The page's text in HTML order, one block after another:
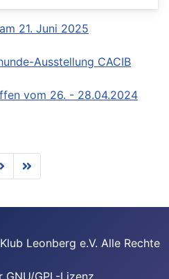
21. Juni 2025
Ausstellung CACIB
vom 26. - 28.04.2024
Leonberg e.V. Alle Rechte
GNU/GPL-Lizenz